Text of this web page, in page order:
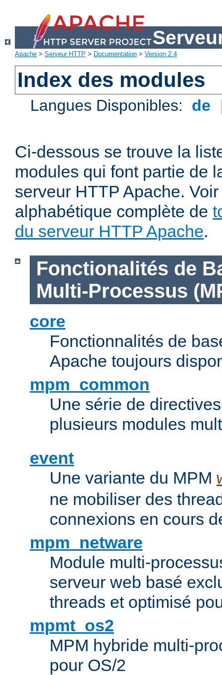
Apache > Serveur HTTP > Documentation > Version 2.4
Index des modules
Langues Disponibles: de
Ci-dessous se trouve la
modules qui font partie de
serveur HTTP Apache.
alphabétique complète de
du serveur HTTP Apache.
Fonctionalités de
Multi-Processus
core
Fonctionnalités de
Apache toujours
mpm_common
Une série de
plusieurs modules
event
Une variante du MPM
ne mobiliser des
connexions en cours
mpm_netware
Module multi-
serveur web basé
threads et optimisé
mpmt_os2
MPM hybride multi-
pour OS/2